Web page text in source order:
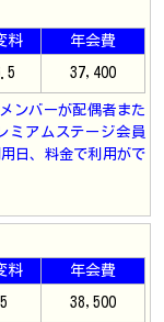
料 年会費
37,400
ンバーが配偶者また
ミアムステージ会員
日、料金で利用がで
料 年会費
38,500